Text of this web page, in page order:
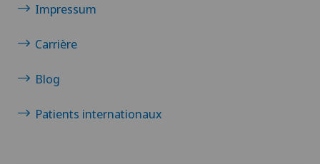
Impressum
Carrière
Blog
Patients internationaux